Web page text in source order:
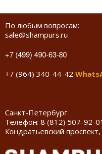
По любым вопросам:
sale@shampurs.ru
+7 (499) 490-63-80
+7 (964) 340-44-42
Санкт-Петербург
Телефон: 8 (812) 507-92-01
Кондратьевский проспект,